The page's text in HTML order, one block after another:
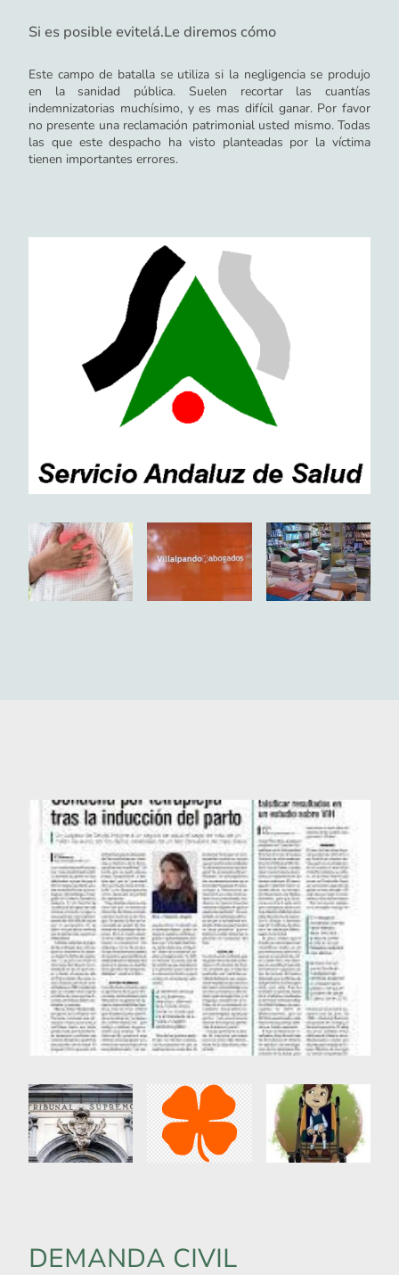
Si es posible evitelá.Le diremos cómo
Este campo de batalla se utiliza si la negligencia se produjo
en la sanidad pública. Suelen recortar las cuantías
indemnizatorias muchísimo, y es mas difícil ganar. Por favor
no presente una reclamación patrimonial usted mismo. Todas
las que este despacho ha visto planteadas por la víctima
tienen importantes errores.
DEMANDA CIVIL